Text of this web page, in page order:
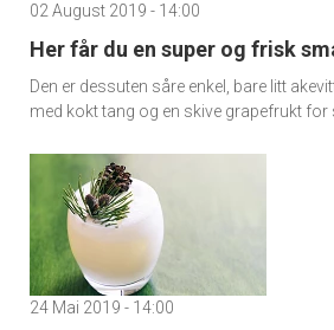
02 August 2019 - 14:00
Her får du en super og frisk
Den er dessuten såre enkel, bare litt
med kokt tang og en skive grapefrukt for
24 Mai 2019 - 14:00